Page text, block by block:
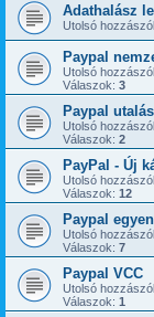
Adathalász
Utolsó
Paypal
Utolsó
Válaszok: 3
Paypal utalás
Utolsó
Válaszok: 2
PayPal - Új
Utolsó
Válaszok: 12
Paypal
Utolsó
Válaszok: 7
Paypal VCC
Utolsó
Válaszok: 1